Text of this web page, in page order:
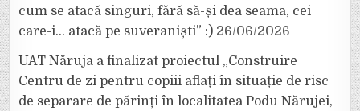
cum se atacă singuri, fără să-și dea seama, cei
care-i… atacă pe suveraniști” :) 26/06/2026
UAT Năruja a finalizat proiectul „Construire
Centru de zi pentru copiii aflați în situație de risc
de separare de părinți în localitatea Podu Nărujei,